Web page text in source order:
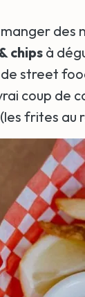
des
chips à
de street
coup de
frites au